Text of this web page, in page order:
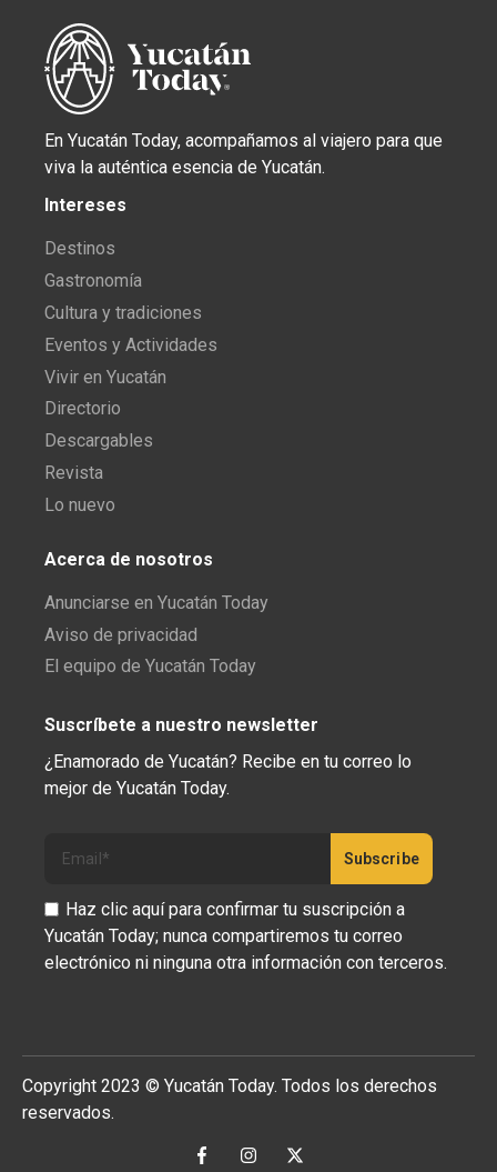
En Yucatán Today, acompañamos al viajero para que
viva la auténtica esencia de Yucatán.
Intereses
Destinos
Gastronomía
Cultura y tradiciones
Eventos y Actividades
Vivir en Yucatán
Directorio
Descargables
Revista
Lo nuevo
Acerca de nosotros
Anunciarse en Yucatán Today
Aviso de privacidad
El equipo de Yucatán Today
Suscríbete a nuestro newsletter
¿Enamorado de Yucatán? Recibe en tu correo lo
mejor de Yucatán Today.
Haz clic aquí para confirmar tu suscripción a
Yucatán Today; nunca compartiremos tu correo
electrónico ni ninguna otra información con terceros.
Copyright 2023 © Yucatán Today. Todos los derechos
reservados.